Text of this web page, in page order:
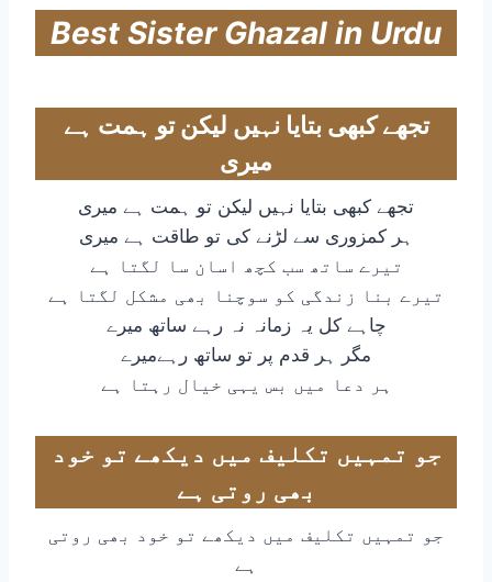
Best Sister Ghazal in Urdu
تجھے کبھی بتایا نہیں لیکن تو ہمت ہے
میری
تجھے کبھی بتایا نہیں لیکن تو ہمت ہے میری
ہر کمزوری سے لڑنے کی تو طاقت ہے میری
تیرے ساتھ سب کچھ اسان سا لگتا ہے
تیرے بنا زندگی کو سوچنا بھی مشکل لگتا ہے
چاہے کل یہ زمانہ نہ رہے ساتھ میرے
مگر ہر قدم پر تو ساتھ رہےمیرے
ہر دعا میں بس یہی خیال رہتا ہے
جو تمہیں تکلیف میں دیکھے تو خود
بھی روتی ہے
جو تمہیں تکلیف میں دیکھے تو خود بھی روتی
ہے